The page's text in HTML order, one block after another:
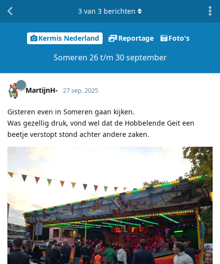
Kermis Nederland Reportage Foto's
Someren 26 t/m 30 september
3 van 3 berichten
MartijnH- 27 sep. 2025
Gisteren even in Someren gaan kijken.
Was gezellig druk, vond wel dat de Hobbelende Geit een
beetje verstopt stond achter andere zaken.